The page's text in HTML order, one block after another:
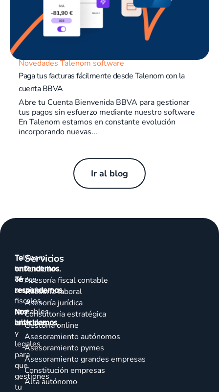
Novedades Talenom software
Paga tus facturas fácilmente desde Talenom con la
cuenta BBVA
Abre tu Cuenta Bienvenida BBVA para gestionar
tus pagos sin esfuerzo mediante nuestro software
En Talenom estamos en constante evolución
incorporando nuevas...
Ir al blog
Talenom
te
ofrece
servicios
fiscales,
contables,
laborales
y
legales
para
que
gestiones
tu
Te
entendemos.
Te
respondemos.
Nos
anticipamos.
Servicios
Portfolio
Asesoría fiscal contable
Asesoría laboral
Asesoría jurídica
Consultoría estratégica
Gestoría online
Asesoramiento autónomos
Asesoramiento pymes
Asesoramiento grandes empresas
Constitución empresas
Alta autónomo